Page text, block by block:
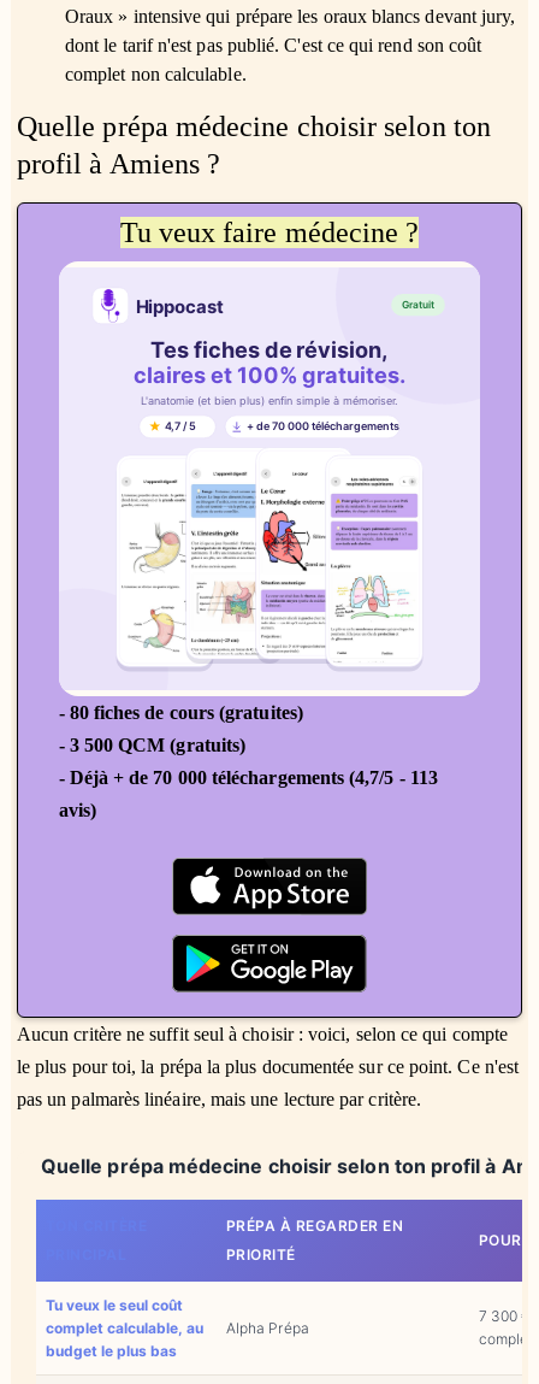
Oraux » intensive qui prépare les oraux blancs devant jury,
dont le tarif n'est pas publié. C'est ce qui rend son coût
complet non calculable.
Quelle prépa médecine choisir selon ton
profil à Amiens ?
Tu veux faire médecine ?
- 80 fiches de cours (gratuites)
- 3 500 QCM (gratuits)
- Déjà + de 70 000 téléchargements (4,7/5 - 113
avis)
Aucun critère ne suffit seul à choisir : voici, selon ce qui compte
le plus pour toi, la prépa la plus documentée sur ce point. Ce n'est
pas un palmarès linéaire, mais une lecture par critère.
Quelle prépa médecine choisir selon ton profil à
PRÉPA À REGARDER EN
PRIORITÉ
Tu veux le seul coût
complet calculable, au
budget le plus bas
Alpha Prépa
7 300 €
complet